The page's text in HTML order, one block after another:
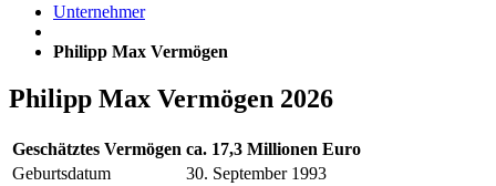
Unternehmer
Philipp Max Vermögen
Philipp Max Vermögen 2026
Geschätztes Vermögen ca. 17,3 Millionen Euro
Geburtsdatum
30. September 1993